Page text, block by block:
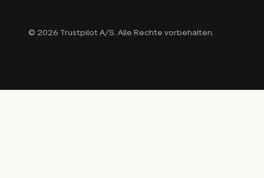
© 2026 Trustpilot A/S. Alle Rechte vorbehalten.